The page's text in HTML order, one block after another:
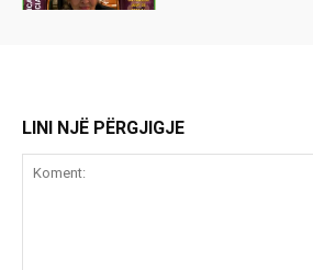
LINI NJË PËRGJIGJE